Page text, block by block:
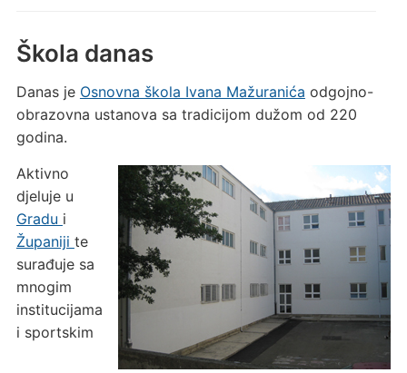
Škola danas
Danas je Osnovna škola Ivana Mažuranića odgojno-
obrazovna ustanova sa tradicijom dužom od 220
godina.
Aktivno
djeluje u
Gradu i
Županiji te
surađuje sa
mnogim
institucijama
i sportskim